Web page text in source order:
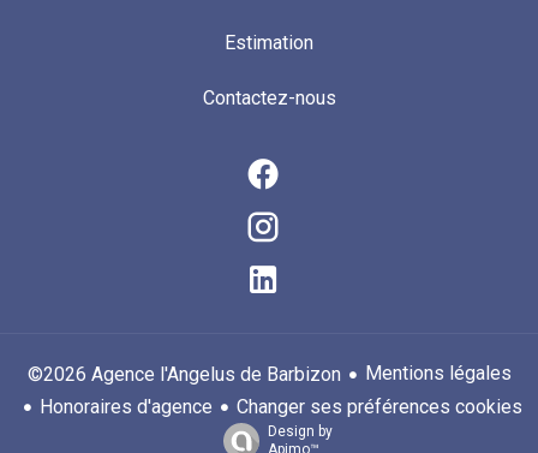
Estimation
Contactez-nous
©2026 Agence l'Angelus de Barbizon
Mentions légales
Honoraires d'agence
Changer ses préférences cookies
Design by